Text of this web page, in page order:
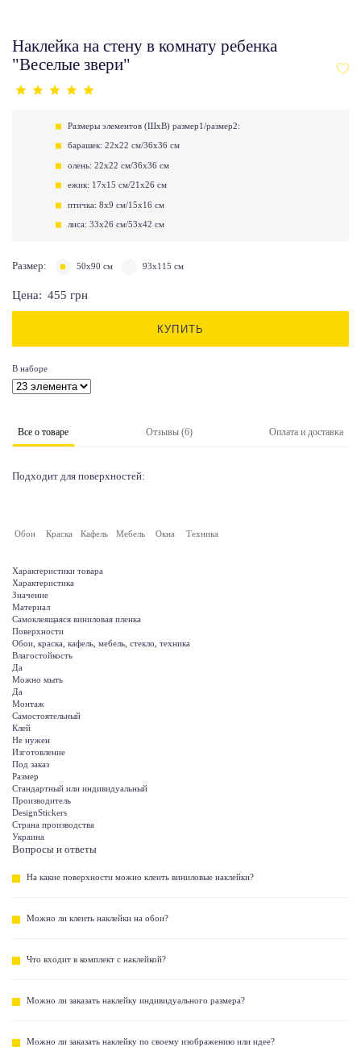
Наклейка на стену в комнату ребенка
"Веселые звери"
Размеры элементов (ШхВ) размер1/размер2:
барашек: 22х22 см/36х36 см
олень: 22х22 см/36х36 см
ежик: 17х15 см/21х26 см
птичка: 8х9 см/15х16 см
лиса: 33х26 см/53х42 см
Размер: 50х90 см 93х115 см
Цена: 455 грн
КУПИТЬ
В наборе
Все о товаре Отзывы (6) Оплата и доставка
Подходит для поверхностей:
Обои Краска Кафель Мебель Окна Техника
Характеристики товара
Характеристика
Значение
Материал
Самоклеящаяся виниловая пленка
Поверхности
Обои, краска, кафель, мебель, стекло, техника
Влагостойкость
Да
Можно мыть
Да
Монтаж
Самостоятельный
Клей
Не нужен
Изготовление
Под заказ
Размер
Стандартный или индивидуальный
Производитель
DesignStickers
Страна производства
Украина
Вопросы и ответы
На какие поверхности можно клеить виниловые наклейки?
Можно ли клеить наклейки на обои?
Что входит в комплект с наклейкой?
Можно ли заказать наклейку индивидуального размера?
Можно ли заказать наклейку по своему изображению или идее?